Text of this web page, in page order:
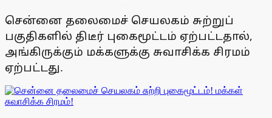
சென்னை தலைமைச் செயலகம் சுற்றுப்
பகுதிகளில் திடீர் புகைமூட்டம் ஏற்பட்டதால்,
அங்கிருக்கும் மக்களுக்கு சுவாசிக்க சிரமம்
ஏற்பட்டது.